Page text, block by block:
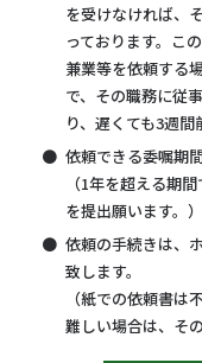
を受けなければ、
っております。こ
兼業等を依頼する
で、その職務に従
り、遅くても3週間
依頼できる委嘱期
（1年を超える期
を提出願います。）
依頼の手続きは、
致します。
（紙での依頼書は
難しい場合は、そ